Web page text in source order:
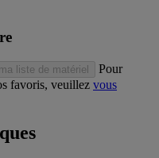
liste de matériel
Pour
favoris, veuillez vous